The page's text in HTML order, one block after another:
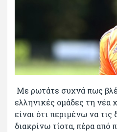
Με ρωτάτε συχνά πως
ελληνικές ομάδες τη νέα
είναι ότι περιμένω να
διακρίνω τίοτα, πέρα από